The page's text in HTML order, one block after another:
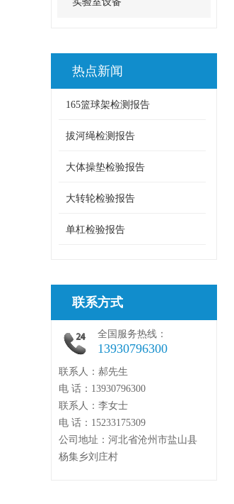
热点新闻
165篮球架检测报告
拔河绳检测报告
大体操垫检验报告
大转轮检验报告
单杠检验报告
联系方式
全国服务热线：
13930796300
联系人：郝先生
电 话：13930796300
联系人：李女士
电 话：15233175309
公司地址：河北省沧州市盐山县
杨集乡刘庄村